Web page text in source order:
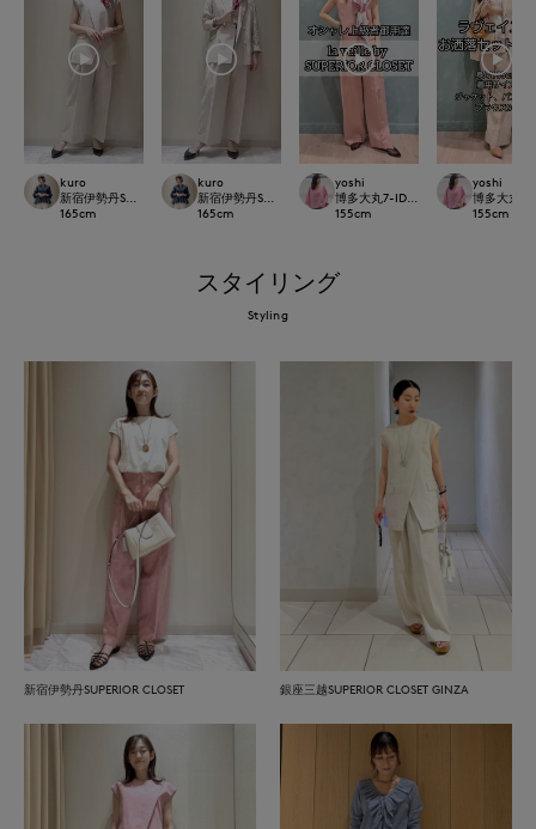
kuro
新宿伊勢丹SUPERIOR CLOSET
165cm
kuro
新宿伊勢丹SUPERIOR CLOSET
165cm
yoshi
博多大丸7-IDconcept.
155cm
yoshi
博多大丸
155cm
スタイリング
Styling
新宿伊勢丹SUPERIOR CLOSET 銀座三越SUPERIOR CLOSET GINZA